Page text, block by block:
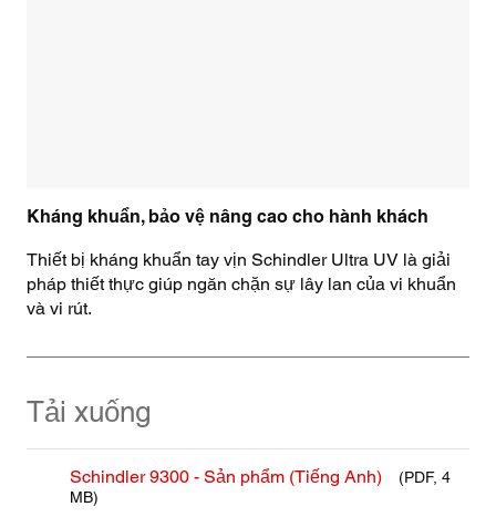
Kháng khuẩn, bảo vệ nâng cao cho hành khách
Thiết bị kháng khuẩn tay vịn Schindler Ultra UV là giải
pháp thiết thực giúp ngăn chặn sự lây lan của vi khuẩn
và vi rút.
Tải xuống
Schindler 9300 - Sản phẩm (Tiếng Anh)
(PDF, 4
MB)